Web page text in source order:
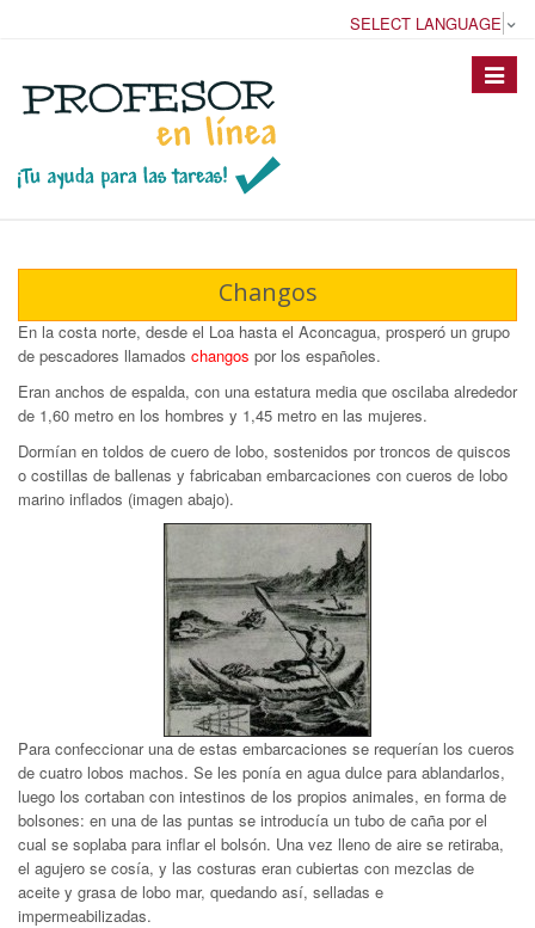
SELECT LANGUAGE
Toggle
Changos
En la costa norte, desde el Loa hasta el Aconcagua, prosperó un grupo
de pescadores llamados changos por los españoles.
Eran anchos de espalda, con una estatura media que oscilaba alrededor
de 1,60 metro en los hombres y 1,45 metro en las mujeres.
Dormían en toldos de cuero de lobo, sostenidos por troncos de quiscos
o costillas de ballenas y fabricaban embarcaciones con cueros de lobo
marino inflados (imagen abajo).
Para confeccionar una de estas embarcaciones se requerían los cueros
de cuatro lobos machos. Se les ponía en agua dulce para ablandarlos,
luego los cortaban con intestinos de los propios animales, en forma de
bolsones: en una de las puntas se introducía un tubo de caña por el
cual se soplaba para inflar el bolsón. Una vez lleno de aire se retiraba,
el agujero se cosía, y las costuras eran cubiertas con mezclas de
aceite y grasa de lobo mar, quedando así, selladas e
impermeabilizadas.